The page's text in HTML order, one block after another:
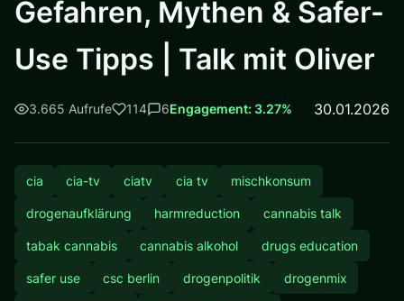
Gefahren, Mythen & Safer-
Use Tipps | Talk mit Oliver
3.665 Aufrufe 114 6Engagement: 3.27% 30.01.2026
cia cia-tv ciatv cia tv mischkonsum
drogenaufklärung harmreduction cannabis talk
tabak cannabis cannabis alkohol drugs education
safer use csc berlin drogenpolitik drogenmix